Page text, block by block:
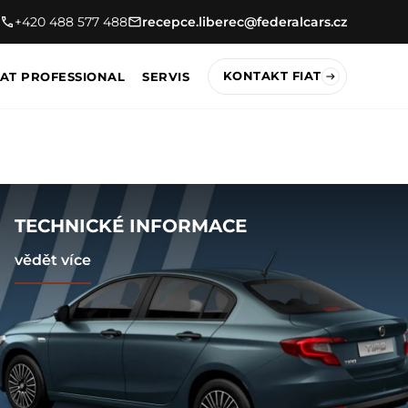
+420 488 577 488 recepce.liberec@federalcars.cz
PROFESSIONAL SERVIS KONTAKT FIAT
TECHNICKÉ INFORMACE
vědět více